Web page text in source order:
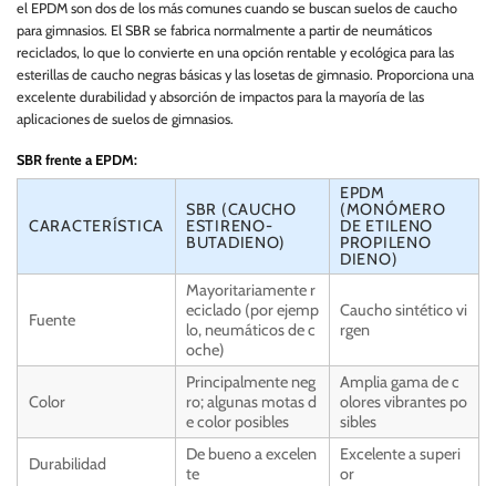
el EPDM son dos de los más comunes cuando se buscan suelos de caucho
para gimnasios. El SBR se fabrica normalmente a partir de neumáticos
reciclados, lo que lo convierte en una opción rentable y ecológica para las
esterillas de caucho negras básicas y las losetas de gimnasio. Proporciona una
excelente durabilidad y absorción de impactos para la mayoría de las
aplicaciones de suelos de gimnasios.
SBR frente a EPDM:
CARACTERÍSTICA
SBR (CAUCHO
ESTIRENO-
BUTADIENO)
EPDM
(MONÓMERO
DE ETILENO
PROPILENO
DIENO)
Fuente
Mayoritariamente r
eciclado (por ejemp
lo, neumáticos de c
oche)
Caucho sintético vi
rgen
Color
Principalmente neg
ro; algunas motas d
e color posibles
Amplia gama de c
olores vibrantes po
sibles
Durabilidad
De bueno a excelen
te
Excelente a superi
or